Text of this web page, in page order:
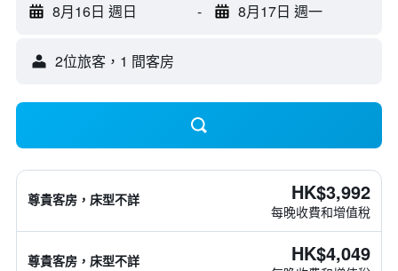
8月16日 週日 - 8月17日 週一
2位旅客，1 間客房
尊貴客房，床型不詳 HK$3,992
每晚收費和增值稅
尊貴客房，床型不詳 HK$4,049